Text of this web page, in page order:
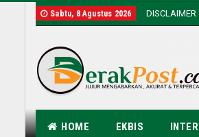
Sabtu, 8 Agustus 2026 DISCLAIMER
HOME EKBIS